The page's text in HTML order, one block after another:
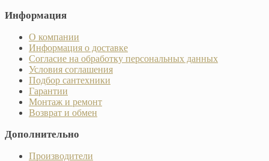
Информация
О компании
Информация о доставке
Согласие на обработку персональных данных
Условия соглашения
Подбор сантехники
Гарантии
Монтаж и ремонт
Возврат и обмен
Дополнительно
Производители